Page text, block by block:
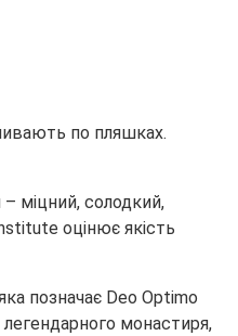
по пляшках.
– міцний, солодкий,
оцінює якість
позначає Deo Optimo
монастиря,